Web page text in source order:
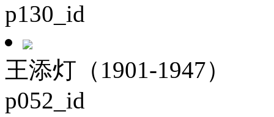
p130_id
王添灯（1901-1947）
p052_id